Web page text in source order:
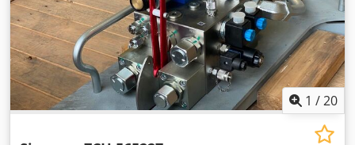
1 /20